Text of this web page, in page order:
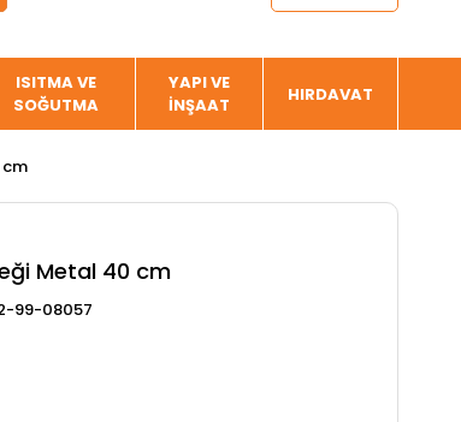
ISITMA VE
SOĞUTMA
YAPI VE
İNŞAAT
HIRDAVAT
cm
Metal 40 cm
99-08057